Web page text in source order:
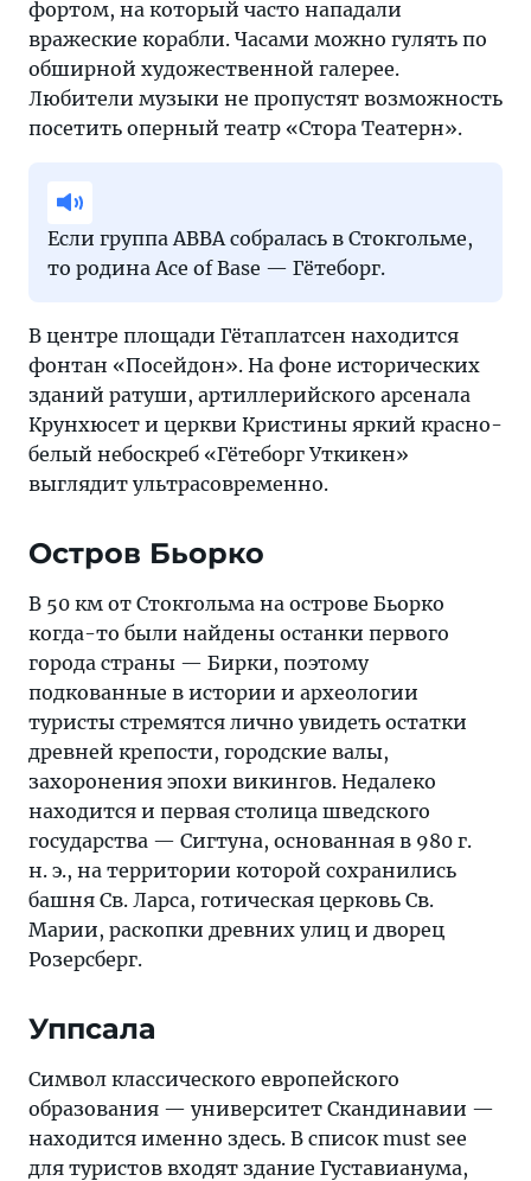
фортом, на который часто нападали
вражеские корабли. Часами можно гулять по
обширной художественной галерее.
Любители музыки не пропустят возможность
посетить оперный театр «Стора Театерн».
Если группа ABBA собралась в Стокгольме,
то родина Ace of Base — Гётеборг.
В центре площади Гётаплатсен находится
фонтан «Посейдон». На фоне исторических
зданий ратуши, артиллерийского арсенала
Крунхюсет и церкви Кристины яркий красно-
белый небоскреб «Гётеборг Уткикен»
выглядит ультрасовременно.
Остров Бьорко
В 50 км от Стокгольма на острове Бьорко
когда-то были найдены останки первого
города страны — Бирки, поэтому
подкованные в истории и археологии
туристы стремятся лично увидеть остатки
древней крепости, городские валы,
захоронения эпохи викингов. Недалеко
находится и первая столица шведского
государства — Сигтуна, основанная в 980 г.
н. э., на территории которой сохранились
башня Св. Ларса, готическая церковь Св.
Марии, раскопки древних улиц и дворец
Розерсберг.
Уппсала
Символ классического европейского
образования — университет Скандинавии —
находится именно здесь. В список must see
для туристов входят здание Густавианума,